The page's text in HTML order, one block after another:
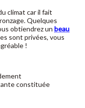
climat car il fait
Quelques
obtiendrez un beau
sont privées, vous
!
constituée